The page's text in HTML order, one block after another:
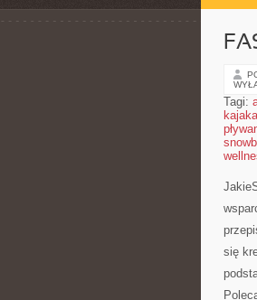
Tagi:
się